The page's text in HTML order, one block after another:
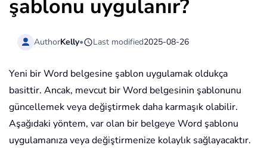
şablonu uygulanır?
AuthorKelly• Last modified2025-08-26
Yeni bir Word belgesine şablon uygulamak oldukça
basittir. Ancak, mevcut bir Word belgesinin şablonunu
güncellemek veya değiştirmek daha karmaşık olabilir.
Aşağıdaki yöntem, var olan bir belgeye Word şablonu
uygulamanıza veya değiştirmenize kolaylık sağlayacaktır.